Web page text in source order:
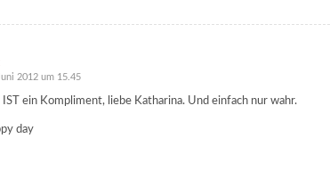
2012 um 15.45
IST ein Kompliment, liebe Katharina. Und einfach nur wahr.
day